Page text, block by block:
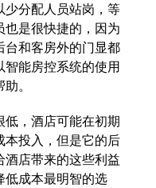
少分配人员站岗，等
也是很快捷的，因为
台和客房外的门显都
智能房控系统的使用
。
，酒店可能在初期
本投入，但是它的后
酒店带来的这些利益
低成本最明智的选